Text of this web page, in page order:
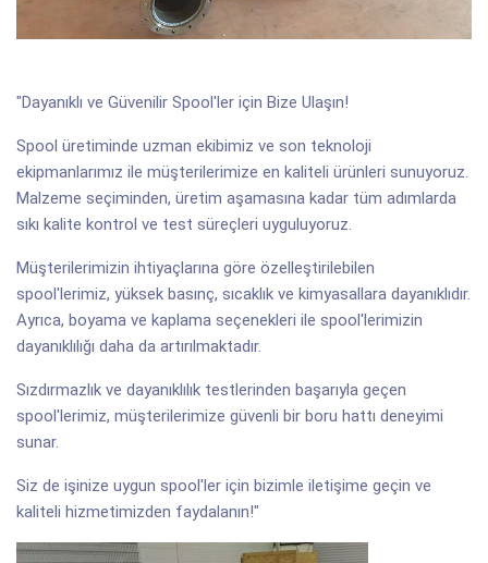
"Dayanıklı ve Güvenilir Spool'ler için Bize Ulaşın!
Spool üretiminde uzman ekibimiz ve son teknoloji
ekipmanlarımız ile müşterilerimize en kaliteli ürünleri sunuyoruz.
Malzeme seçiminden, üretim aşamasına kadar tüm adımlarda
sıkı kalite kontrol ve test süreçleri uyguluyoruz.
Müşterilerimizin ihtiyaçlarına göre özelleştirilebilen
spool'lerimiz, yüksek basınç, sıcaklık ve kimyasallara dayanıklıdır.
Ayrıca, boyama ve kaplama seçenekleri ile spool'lerimizin
dayanıklılığı daha da artırılmaktadır.
Sızdırmazlık ve dayanıklılık testlerinden başarıyla geçen
spool'lerimiz, müşterilerimize güvenli bir boru hattı deneyimi
sunar.
Siz de işinize uygun spool'ler için bizimle iletişime geçin ve
kaliteli hizmetimizden faydalanın!"